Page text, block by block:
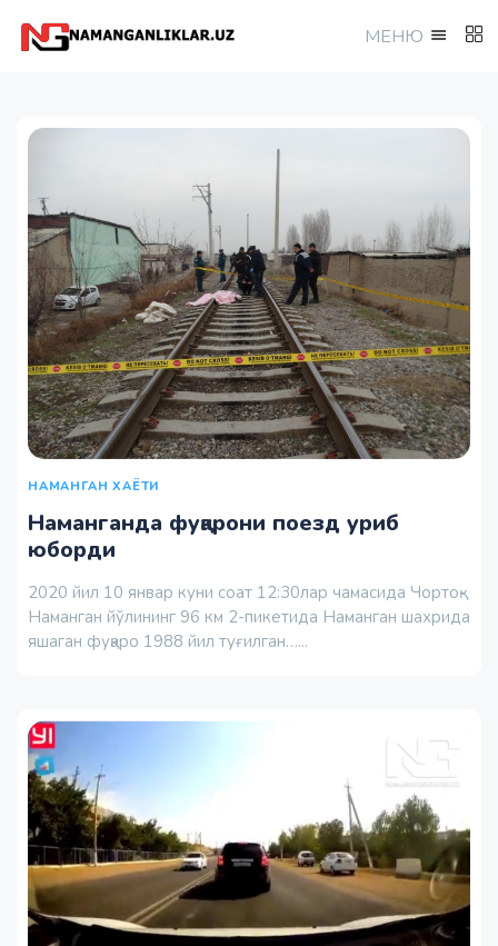
МEНЮ
НАМАНГАН ХАЁТИ
Наманганда фуқарони поезд уриб
юборди
2020 йил 10 январ куни соат 12:30лар чамасида Чортоқ-
Наманган йўлининг 96 км 2-пикетида Наманган шахрида
яшаган фуқаро 1988 йил туғилган…...